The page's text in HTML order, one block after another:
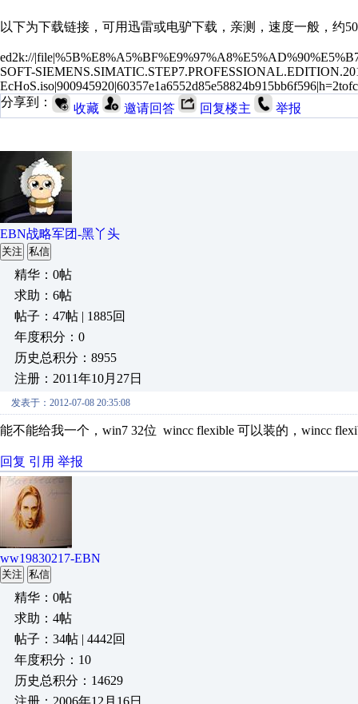
以下为下载链接，可用迅雷或电驴下载，亲测，速度一般，约
ed2k://
SOFT-
分享到：
收藏 邀请回答 回复楼主 举报
EBN战略军团-黑丫头
关注 私信
精华：0帖
求助：6帖
帖子：47帖 | 1885回
年度积分：0
历史总积分：8955
注册：2011年10月27日
发表于：2012-07-08 20:35:08
能不能给我一个，win7 32位 wincc flexible 可以装的，wincc
回复 引用 举报
ww19830217-EBN
关注 私信
精华：0帖
求助：4帖
帖子：34帖 | 4442回
年度积分：10
历史总积分：14629
注册：2006年12月16日